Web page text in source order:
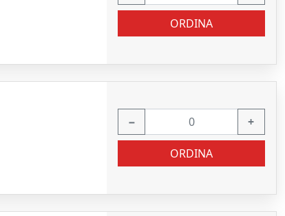
ORDINA
− +
ORDINA